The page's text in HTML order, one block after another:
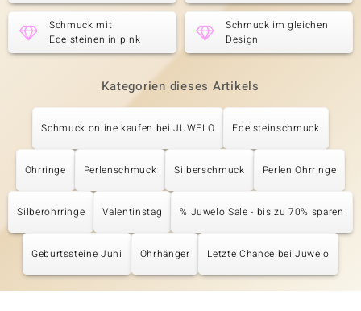
Schmuck mit
Edelsteinen in pink
Schmuck im gleichen
Design
Kategorien dieses Artikels
Schmuck online kaufen bei JUWELO Edelsteinschmuck
Ohrringe Perlenschmuck Silberschmuck Perlen Ohrringe
Silberohrringe Valentinstag % Juwelo Sale - bis zu 70% sparen
Geburtssteine Juni Ohrhänger Letzte Chance bei Juwelo